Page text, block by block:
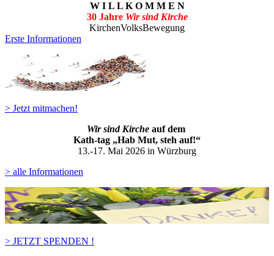
W I L L K O M M E N
30 Jahre Wir sind Kirche
KirchenVolksBewegung
Erste Informationen
> Jetzt mitmachen!
Wir sind Kirche auf dem
Kath-tag „Hab Mut, steh auf!“
13.-17. Mai 2026 in Würzburg
> alle Informationen
> JETZT SPENDEN !